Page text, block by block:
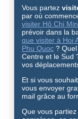
Vous partez
par où
visiter Hô Chi
prévoir dans la
que visiter à Hoi
Phu Quoc ?
Centre et le Sud
vos
Et si vous
vous envoyer
mail grâce au
Que vous partiez